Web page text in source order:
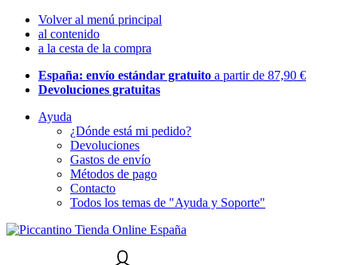
Volver al menú principal
al contenido
a la cesta de la compra
España: envío estándar gratuito a partir de 87,90 €
Devoluciones gratuitas
Ayuda
¿Dónde está mi pedido?
Devoluciones
Gastos de envío
Métodos de pago
Contacto
Todos los temas de "Ayuda y Soporte"